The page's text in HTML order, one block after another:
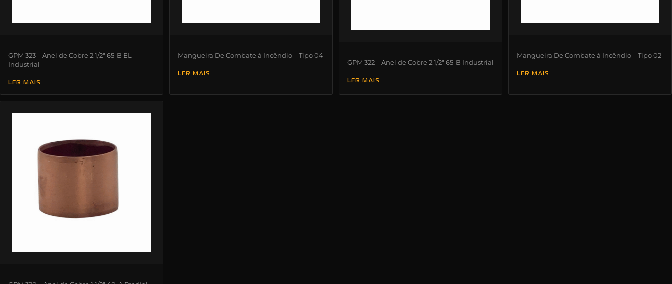
GPM 323 – Anel de Cobre 2.1/2″ 65-B EL
Industrial
LER MAIS
Mangueira De Combate á Incêndio – Tipo 04
LER MAIS
GPM 322 – Anel de Cobre 2.1/2″ 65-B Industrial
LER MAIS
Mangueira De Combate á Incêndio – Tipo 02
LER MAIS